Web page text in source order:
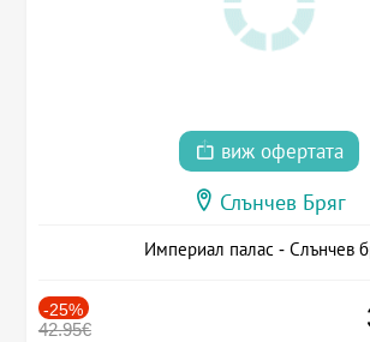
виж офертата
Слънчев Бряг
Империал палас - Слънчев
-25%
42.95€